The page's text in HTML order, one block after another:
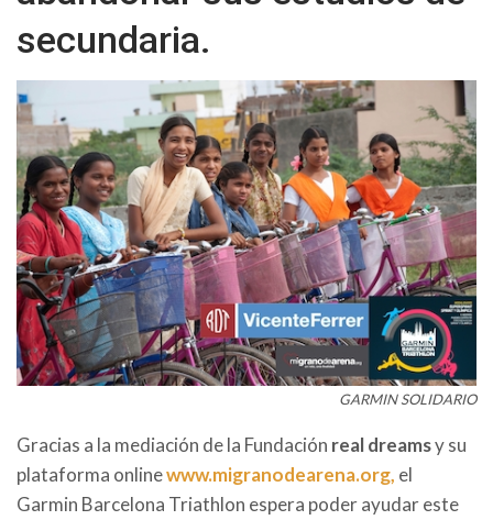
secundaria.
GARMIN SOLIDARIO
Gracias a la mediación de la Fundación real dreamsy su
plataforma onlinewww.migranodearena.org, el
Garmin Barcelona Triathlon espera poder ayudar este